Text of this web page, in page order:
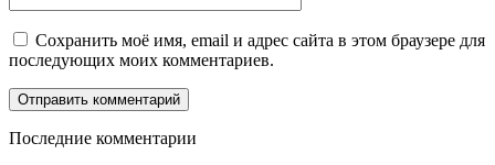
Сохранить моё имя, email и адрес сайта в этом браузере для
последующих моих комментариев.
Последние комментарии